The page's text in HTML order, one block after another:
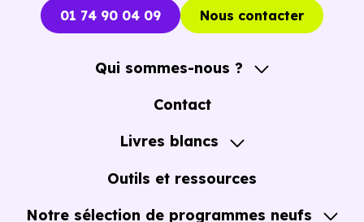
01 74 90 04 09 Nous contacter
Qui sommes-nous ?
A propos
Contact
Livres blancs
Guide de l'Achat immobilier neuf en VEFA
Outils et ressources
Notre sélection de programmes neufs